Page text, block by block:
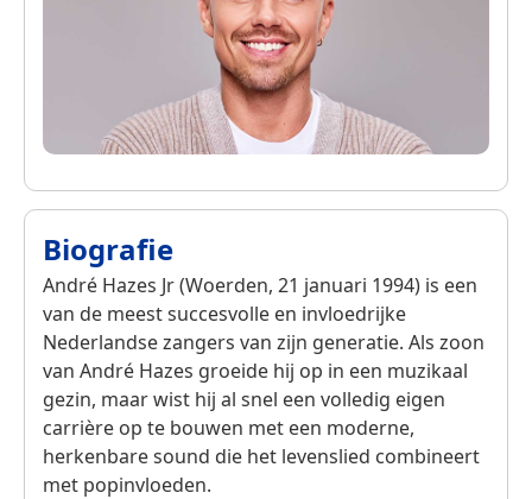
Biografie
André Hazes Jr (Woerden, 21 januari 1994) is een
van de meest succesvolle en invloedrijke
Nederlandse zangers van zijn generatie. Als zoon
van André Hazes groeide hij op in een muzikaal
gezin, maar wist hij al snel een volledig eigen
carrière op te bouwen met een moderne,
herkenbare sound die het levenslied combineert
met popinvloeden.